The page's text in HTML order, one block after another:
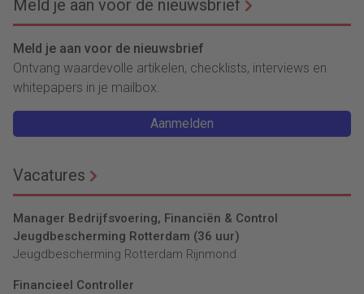
Meld je aan voor de nieuwsbrief
Meld je aan voor de nieuwsbrief
Ontvang waardevolle artikelen, checklists, interviews en
whitepapers in je mailbox.
Aanmelden
Vacatures
Manager Bedrijfsvoering, Financiën & Control
Jeugdbescherming Rotterdam (36 uur)
Jeugdbescherming Rotterdam Rijnmond
Financieel Controller